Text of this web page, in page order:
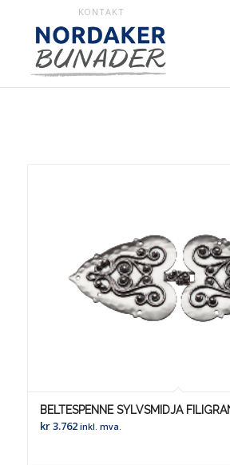
KONTAKT
BELTESPENNE SYLVSMIDJA
kr3.762 inkl. mva.